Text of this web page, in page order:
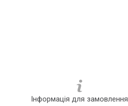
Інформація для замовлення